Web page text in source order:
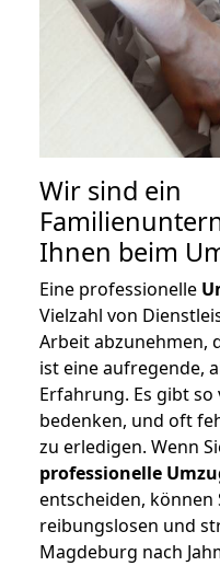
Wir sind ein
Ihnen beim
Eine professionelle
Vielzahl von
Arbeit abzunehmen,
ist eine aufregende,
Erfahrung. Es gibt so
bedenken, und oft
zu erledigen. Wenn
professionelle
entscheiden, können
reibungslosen und
Magdeburg nach